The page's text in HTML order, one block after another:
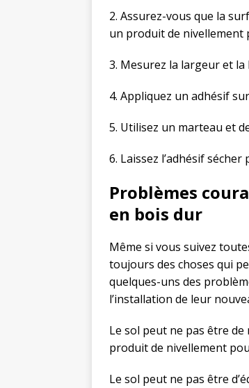
2. Assurez-vous que la
un produit de nivellement
3. Mesurez la largeur et
4. Appliquez un adhésif
5. Utilisez un marteau et
6. Laissez l’adhésif
Problèmes
en bois dur
Même si vous suivez
toujours des choses qui
quelques-uns des
l’installation de leur
Le sol peut ne pas être de
produit de nivellement
Le sol peut ne pas être